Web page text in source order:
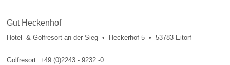
Gut Heckenhof
Hotel- & Golfresort an der Sieg • Heckerhof 5 • 53783 Eitorf
Golfresort: +49 (0)2243 - 9232 -0